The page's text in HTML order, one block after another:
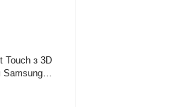
Touch з 3D
Samsung
захист